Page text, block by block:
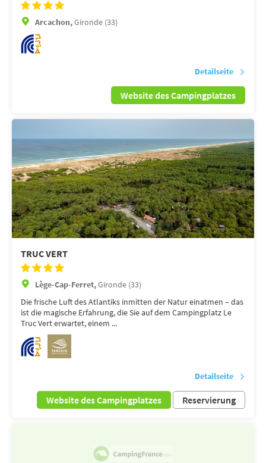
Arcachon,Gironde (33)
Detailseite
Website des Campingplatzes
TRUC VERT
Lège-Cap-Ferret,Gironde (33)
Die frische Luft des Atlantiks inmitten der Natur einatmen – das
ist die magische Erfahrung, die Sie auf dem Campingplatz Le
Truc Vert erwartet, einem ...
Detailseite
Website des Campingplatzes Reservierung